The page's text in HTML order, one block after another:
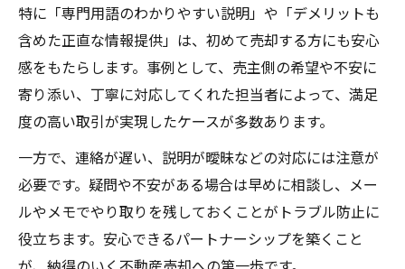
特に「専門用語のわかりやすい説明」や「デメリットも
含めた正直な情報提供」は、初めて売却する方にも安心
感をもたらします。事例として、売主側の希望や不安に
寄り添い、丁寧に対応してくれた担当者によって、満足
度の高い取引が実現したケースが多数あります。
一方で、連絡が遅い、説明が曖昧などの対応には注意が
必要です。疑問や不安がある場合は早めに相談し、メー
ルやメモでやり取りを残しておくことがトラブル防止に
役立ちます。安心できるパートナーシップを築くこと